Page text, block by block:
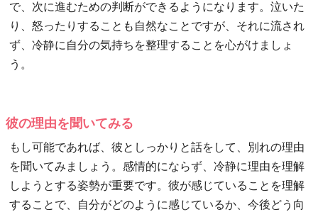
で、次に進むための判断ができるようになります。泣いた
り、怒ったりすることも自然なことですが、それに流され
ず、冷静に自分の気持ちを整理することを心がけましょ
う。
彼の理由を聞いてみる
もし可能であれば、彼としっかりと話をして、別れの理由
を聞いてみましょう。感情的にならず、冷静に理由を理解
しようとする姿勢が重要です。彼が感じていることを理解
することで、自分がどのように感じているか、今後どう向